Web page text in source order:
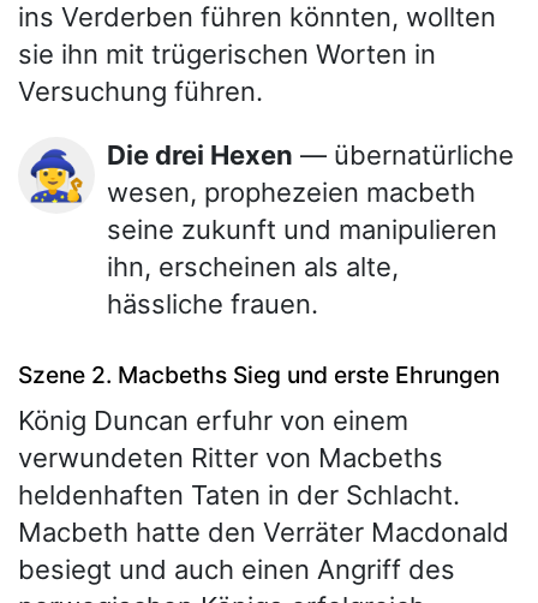
ins Verderben führen könnten, wollten
sie ihn mit trügerischen Worten in
Versuchung führen.
🧙‍♀️ Die drei Hexen — übernatürliche
wesen, prophezeien macbeth
seine zukunft und manipulieren
ihn, erscheinen als alte,
hässliche frauen.
Szene 2. Macbeths Sieg und erste Ehrungen
König Duncan erfuhr von einem
verwundeten Ritter von Macbeths
heldenhaften Taten in der Schlacht.
Macbeth hatte den Verräter Macdonald
besiegt und auch einen Angriff des